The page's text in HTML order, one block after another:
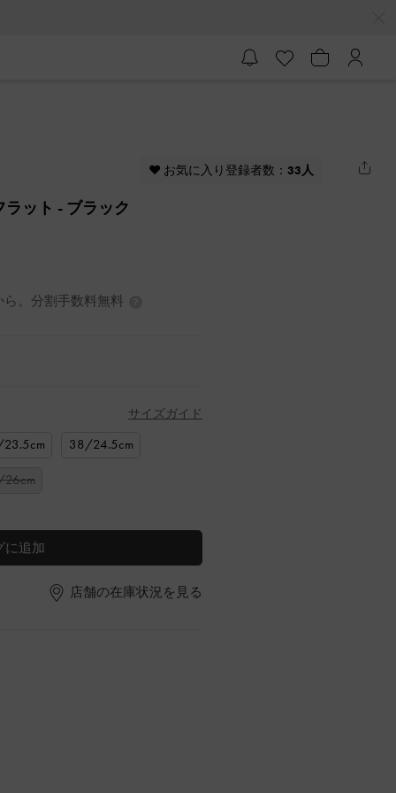
♥ お気に入り登録者数： 33人
ット - ブラック
。分割手数料無料
サイズガイド
38/24.5cm
に追加
店舗の在庫状況を見る